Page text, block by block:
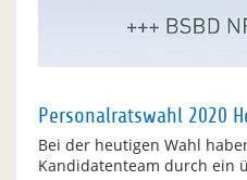
Personalratswahl 2020
Bei der heutigen Wahl
Kandidatenteam durch ein